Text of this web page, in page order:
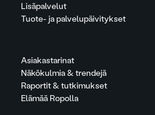
Lisäpalvelut
Tuote- ja palvelupäivitykset
Asiakastarinat
Näkökulmia & trendejä
Raportit & tutkimukset
Elämää Ropolla